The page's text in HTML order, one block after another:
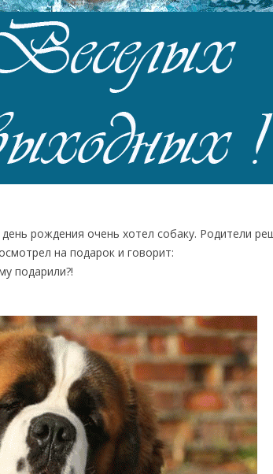
рождения очень хотел собаку. Родители
на подарок и говорит:
подарили?!